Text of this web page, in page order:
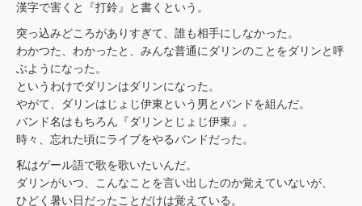
漢字で害くと『打鈴』と書くという。
突っ込みどころがありすぎて、誰も相手にしなかった。
わかつた、わかったと、みんな普通にダリンのことをダリンと呼
ぶようになった。
というわけでダリンはダリンになった。
やがて、ダリンはじょじ伊東という男とバンドを組んだ。
バンド名はもちろん『ダリンとじょじ伊東』。
時々、忘れた頃にライブをやるバンドだった。
私はゲール語で歌を歌いたいんだ。
ダリンがいつ、こんなことを言い出したのか覚えていないが、
ひどく暑い日だったことだけは覚えている。